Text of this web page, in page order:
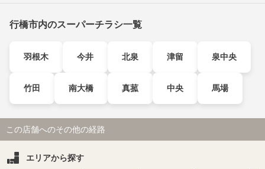
行橋市内のスーパーチラシ一覧
羽根木 今井 北泉 津留 泉中央
竹田 南大橋 真菰 中央 馬場
この店舗へのその他の経路
エリアから探す